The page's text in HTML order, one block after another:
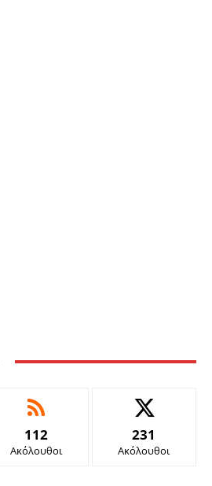
112
Ακόλουθοι
231
Ακόλουθοι